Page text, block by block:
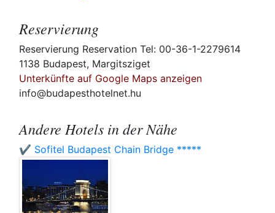
Reservierung
Reservierung Reservation Tel: 00-36-1-2279614
1138 Budapest, Margitsziget
Unterkünfte auf Google Maps anzeigen
info@budapesthotelnet.hu
Andere Hotels in der Nähe
✔️ Sofitel Budapest Chain Bridge *****